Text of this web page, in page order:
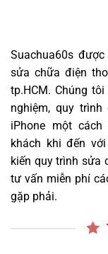
Suachua60s
sửa chữa điện
tp.HCM. Chúng
nghiệm, quy
iPhone một
khách khi đến
kiến quy trình sửa
tư vấn miễn phí
gặp phải.